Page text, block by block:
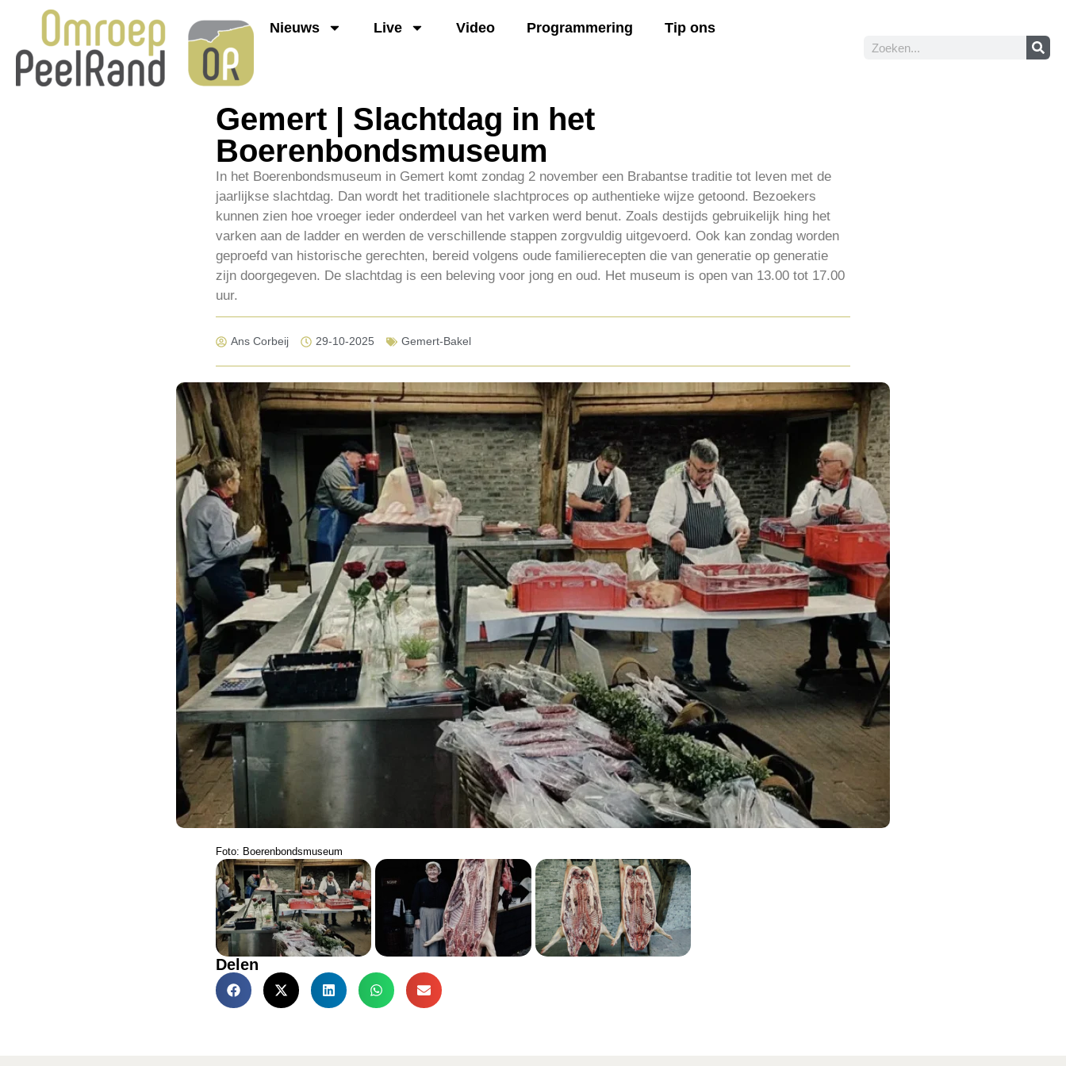
Nieuws Live Video Programmering Tip ons
Gemert | Slachtdag in het
Boerenbondsmuseum
In het Boerenbondsmuseum in Gemert komt zondag 2 november een Brabantse traditie tot leven met de
jaarlijkse slachtdag. Dan wordt het traditionele slachtproces op authentieke wijze getoond. Bezoekers
kunnen zien hoe vroeger ieder onderdeel van het varken werd benut. Zoals destijds gebruikelijk hing het
varken aan de ladder en werden de verschillende stappen zorgvuldig uitgevoerd. Ook kan zondag worden
geproefd van historische gerechten, bereid volgens oude familierecepten die van generatie op generatie
zijn doorgegeven. De slachtdag is een beleving voor jong en oud. Het museum is open van 13.00 tot 17.00
uur.
Ans Corbeij 29-10-2025 Gemert-Bakel
Foto: Boerenbondsmuseum
Delen